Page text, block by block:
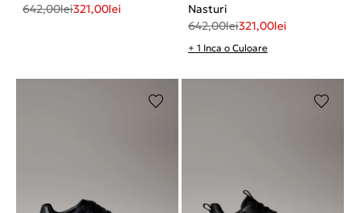
642,00lei321,00lei
Nasturi
642,00lei321,00lei
+ 1 Inca o Culoare